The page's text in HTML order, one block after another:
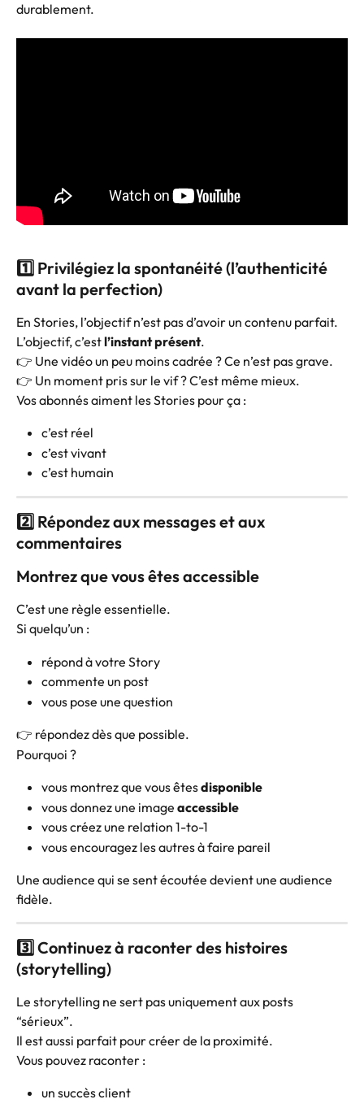
durablement.
1️⃣ Privilégiez la spontanéité (l’authenticité
avant la perfection)
En Stories, l’objectif n’est pas d’avoir un contenu parfait.
L’objectif, c’est l’instant présent.
👉 Une vidéo un peu moins cadrée ? Ce n’est pas grave.
👉 Un moment pris sur le vif ? C’est même mieux.
Vos abonnés aiment les Stories pour ça :
c’est réel
c’est vivant
c’est humain
2️⃣ Répondez aux messages et aux
commentaires
Montrez que vous êtes accessible
C’est une règle essentielle.
Si quelqu’un :
répond à votre Story
commente un post
vous pose une question
👉 répondez dès que possible.
Pourquoi ?
vous montrez que vous êtes disponible
vous donnez une image accessible
vous créez une relation 1-to-1
vous encouragez les autres à faire pareil
Une audience qui se sent écoutée devient une audience
fidèle.
3️⃣ Continuez à raconter des histoires
(storytelling)
Le storytelling ne sert pas uniquement aux posts
“sérieux”.
Il est aussi parfait pour créer de la proximité.
Vous pouvez raconter :
un succès client